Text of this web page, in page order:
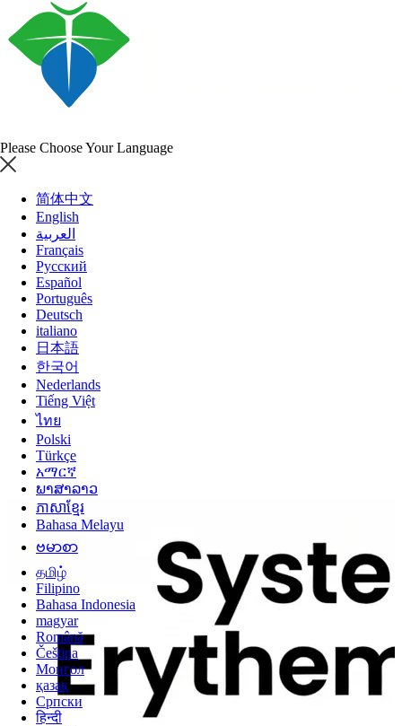
Please Choose Your Language
简体中文
English
العربية
Français
Русский
Español
Português
Deutsch
italiano
日本語
한국어
Nederlands
Tiếng Việt
ไทย
Polski
Türkçe
አማርኛ
ພາສາລາວ
ភាសាខ្មែរ
Bahasa Melayu
ဗမာစာ
தமிழ்
Filipino
Bahasa Indonesia
magyar
Română
Čeština
Монгол
қазақ
Српски
हिन्दी
NHP Systemic Lupus Erythematosus
(SLE) Model
Hic es:Home
exemplum »Rheumatology
Erythematosus（SLE）
(SLE) Model